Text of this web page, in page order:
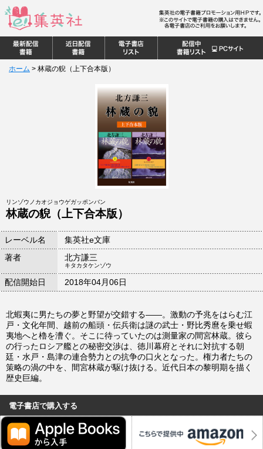
ホーム > 林蔵の貎（上下合本版）
リンゾウノカオジョウゲガッポンバン
林蔵の貎（上下合本版）
レーベル名
集英社e文庫
著者
北方謙三
キタカタケンゾウ
配信開始日 2018年04月06日
北蝦夷に男たちの夢と野望が交錯する――。激動の予兆をはらむ江
戸・文化年間、越前の船頭・伝兵衛は謎の武士・野比秀麿を乗せ蝦
夷地へと櫓を漕ぐ。そこに待っていたのは測量家の間宮林蔵。彼ら
の行ったロシア艦との秘密交渉は、徳川幕府とそれに対抗する朝
廷・水戸・島津の連合勢力との抗争の口火となった。権力者たちの
策略の渦の中を、間宮林蔵が駆け抜ける。近代日本の黎明期を描く
歴史巨編。
電子書店で購入する